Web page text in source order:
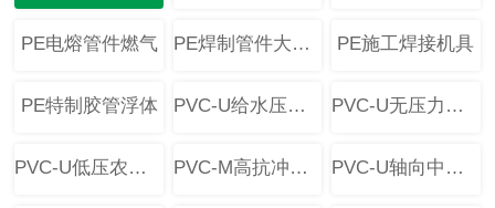
PE电熔管件燃气 PE焊制管件大口径 PE施工焊接机具
PE特制胶管浮体 PVC-U给水压力管材 PVC-U无压力排水管
PVC-U低压农灌管 PVC-M高抗冲管材 PVC-U轴向中空壁管